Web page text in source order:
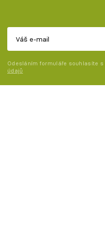
Odesláním formuláře souhlasíte s
údajů